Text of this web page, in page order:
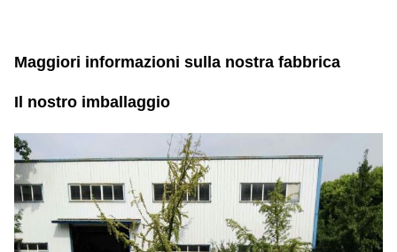
Maggiori informazioni sulla nostra fabbrica
Il nostro imballaggio